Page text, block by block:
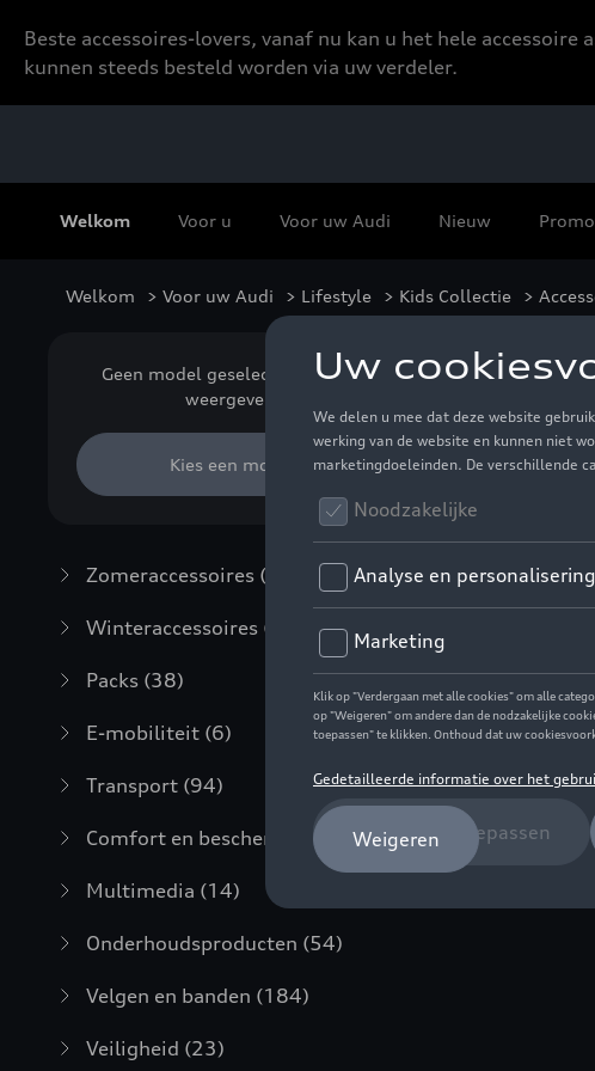
Beste accessoires-lovers, vanaf nu kan u het hele
kunnen steeds besteld worden via uw verdeler.
Welkom Voor u Voor uw Audi Nieuw
Welkom > Voor uw Audi > Lifestyle > Kids Collectie >
Geen model geselecteerd (Alles
weergeven)
Kies een model
Zomeraccessoires (7)
Winteraccessoires (20)
Packs (38)
E-mobiliteit (6)
Transport (94)
Comfort en bescherming (373)
Multimedia (14)
Onderhoudsproducten (54)
Velgen en banden (184)
Veiligheid (23)